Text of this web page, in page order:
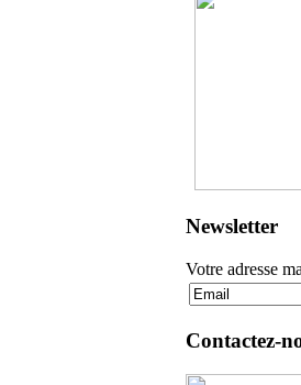
Newsletter
Votre adresse
Contactez-